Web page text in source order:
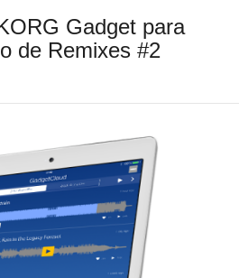
Gadget para
de Remixes #2